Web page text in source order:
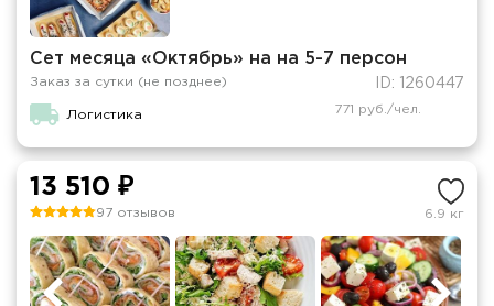
Сет месяца «Октябрь» на на 5-7 персон
Заказ за сутки (не позднее) ID: 1260447
Логистика 771 руб./чел.
13 510 ₽
97 отзывов 6.9 кг